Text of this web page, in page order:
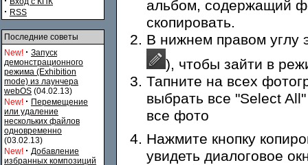
· RSS
Последние советы
New! · Запуск
демонстрационного
режима (Exhibition
mode) из лаунчера
webOS (04.02.13)
New! · Перемещение
или удаление
нескольких файлов
одновременно
(03.02.13)
New! · Добавление
избранных композиций
альбом, содержащий
скопировать.
В нижнем правом углу
), чтобы зайти в
Тапните на всех
выбрать все "Select
все фото
Нажмите кнопку
увидеть диалоговое